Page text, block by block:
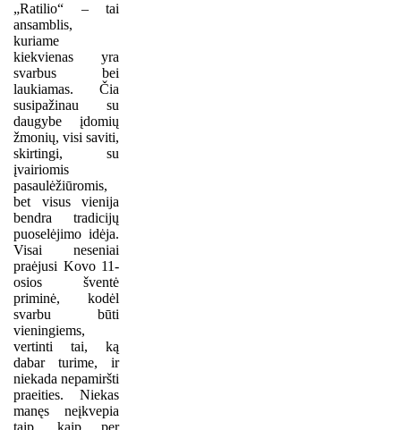
„Ratilio“ – tai
ansamblis,
kuriame
kiekvienas yra
svarbus bei
laukiamas. Čia
susipažinau su
daugybe įdomių
žmonių, visi saviti,
skirtingi, su
įvairiomis
pasaulėžiūromis,
bet visus vienija
bendra tradicijų
puoselėjimo idėja.
Visai neseniai
praėjusi Kovo 11-
osios šventė
priminė, kodėl
svarbu būti
vieningiems,
vertinti tai, ką
dabar turime, ir
niekada nepamiršti
praeities. Niekas
manęs neįkvepia